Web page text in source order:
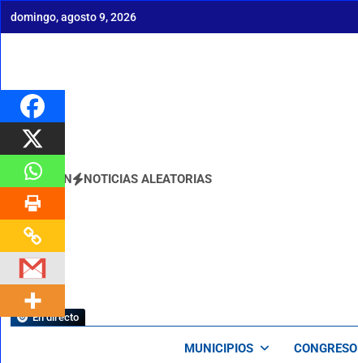
Saltar
domingo, agosto 9, 2026
BOLETÍN NOTICIAS ALEATORIAS
En directo
MUNICIPIOS CONGRESO